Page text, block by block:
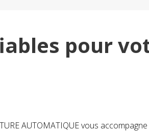
pour
AUTOMATIQUE vous